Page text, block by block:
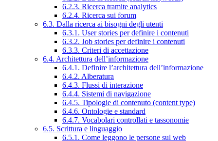
6.2.3. Ricerca tramite analytics
6.2.4. Ricerca sui forum
6.3. Dalla ricerca ai bisogni degli utenti
6.3.1. User stories per definire i contenuti
6.3.2. Job stories per definire i contenuti
6.3.3. Criteri di accettazione
6.4. Architettura dell’informazione
6.4.1. Definire l’architettura dell’informazione
6.4.2. Alberatura
6.4.3. Flussi di interazione
6.4.4. Sistemi di navigazione
6.4.5. Tipologie di contenuto (content type)
6.4.6. Ontologie e standard
6.4.7. Vocabolari controllati e tassonomie
6.5. Scrittura e linguaggio
6.5.1. Come leggono le persone sul web